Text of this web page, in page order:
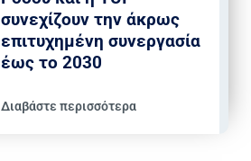
συνεχίζουν την άκρως
επιτυχημένη συνεργασία
έως το 2030
Διαβάστε περισσότερα